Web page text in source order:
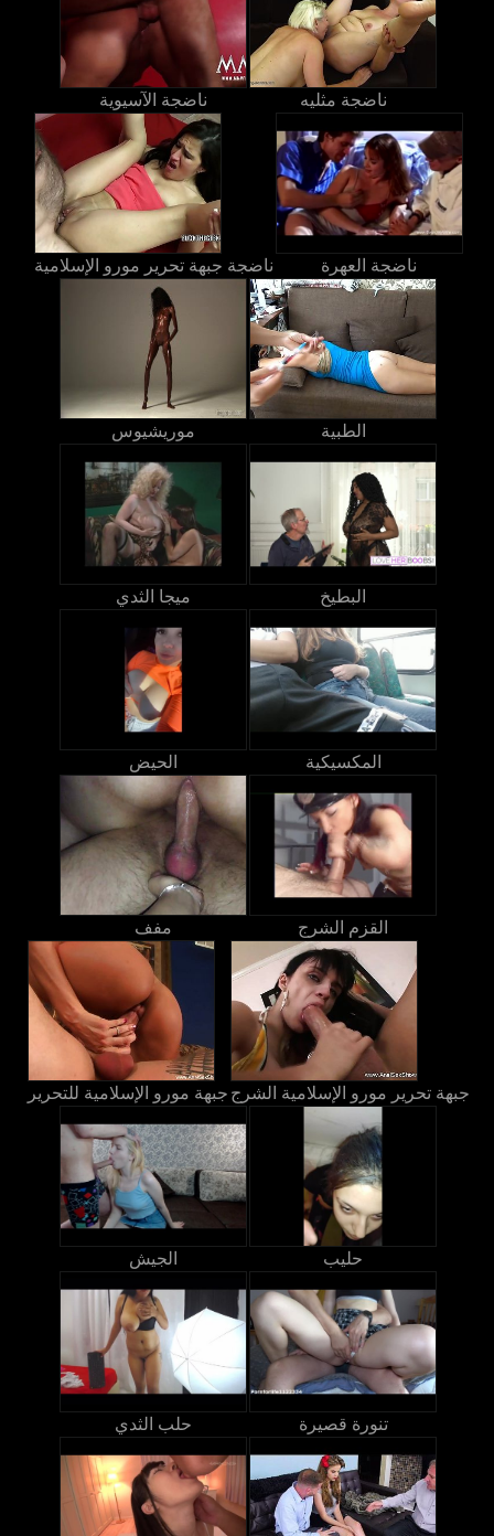
ناضجة الآسيوية ناضجة مثليه
ناضجة جبهة تحرير مورو الإسلامية ناضجة العهرة
موريشيوس الطبية
ميجا الثدي البطيخ
الحيض المكسيكية
مفف القزم الشرج
جبهة مورو الإسلامية للتحرير جبهة تحرير مورو الإسلامية الشرج
الجيش حليب
حلب الثدي تنورة قصيرة